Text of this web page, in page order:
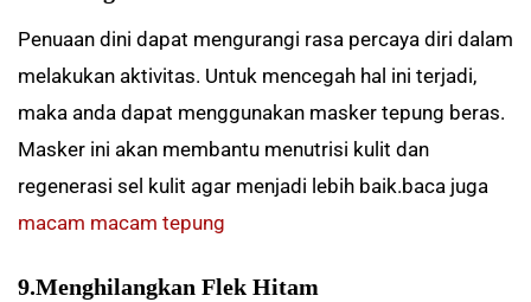
Penuaan dini dapat mengurangi rasa percaya diri dalam
melakukan aktivitas. Untuk mencegah hal ini terjadi,
maka anda dapat menggunakan masker tepung beras.
Masker ini akan membantu menutrisi kulit dan
regenerasi sel kulit agar menjadi lebih baik.baca juga
macam macam tepung
9.Menghilangkan Flek Hitam